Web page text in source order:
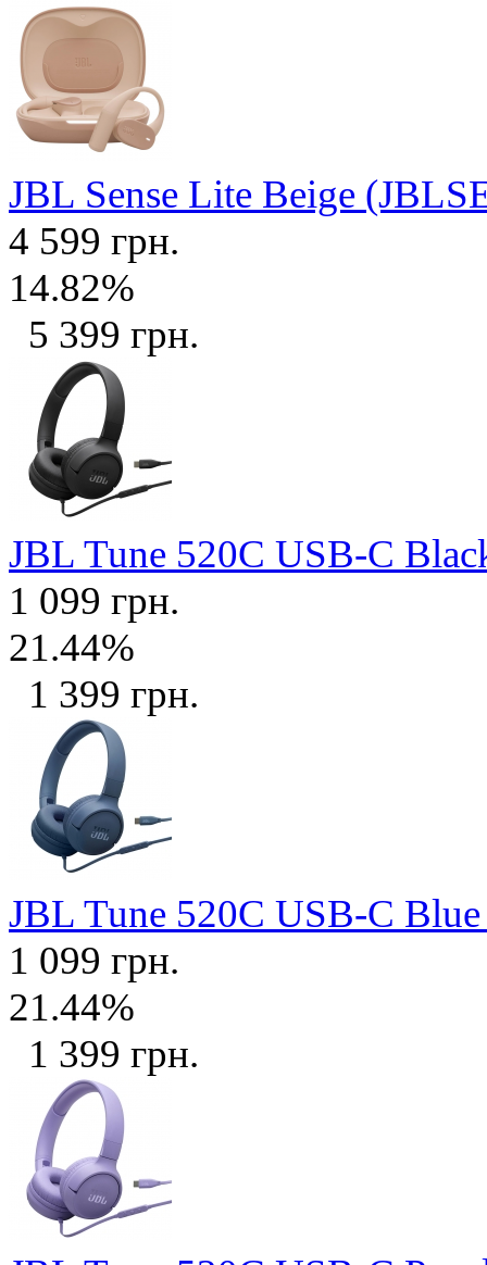
JBL Sense Lite Beige
4 599 грн.
14.82%
5 399 грн.
JBL Tune 520C USB-C
1 099 грн.
21.44%
1 399 грн.
JBL Tune 520C USB-C
1 099 грн.
21.44%
1 399 грн.